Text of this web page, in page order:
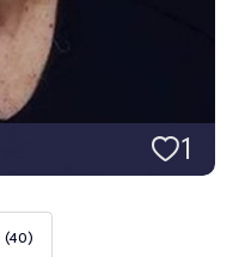
1